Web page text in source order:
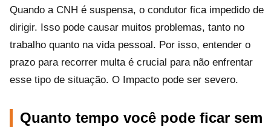
Quando a CNH é suspensa, o condutor fica impedido de
dirigir. Isso pode causar muitos problemas, tanto no
trabalho quanto na vida pessoal. Por isso, entender o
prazo para recorrer multa é crucial para não enfrentar
esse tipo de situação. O Impacto pode ser severo.
Quanto tempo você pode ficar sem